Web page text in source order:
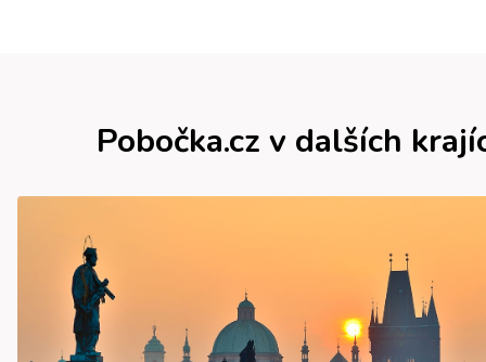
Pobočka.cz v dalších